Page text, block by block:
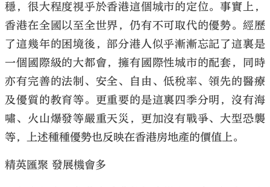
穩，很大程度視乎於香港這個城市的定位。事實上，
香港在全國以至全世界，仍有不可取代的優勢。經歷
了這幾年的困境後，部分港人似乎漸漸忘記了這裏是
一個國際級的大都會，擁有國際性城市的配套，同時
亦有完善的法制、安全、自由、低稅率、領先的醫療
及優質的教育等。更重要的是這裏四季分明，沒有海
嘯、火山爆發等嚴重天災，更加沒有戰爭、大型恐襲
等，上述種種優勢也反映在香港房地產的價值上。
精英匯聚 發展機會多